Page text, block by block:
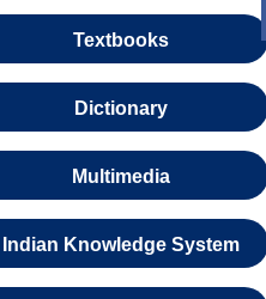
Textbooks
Dictionary
Multimedia
Indian Knowledge System